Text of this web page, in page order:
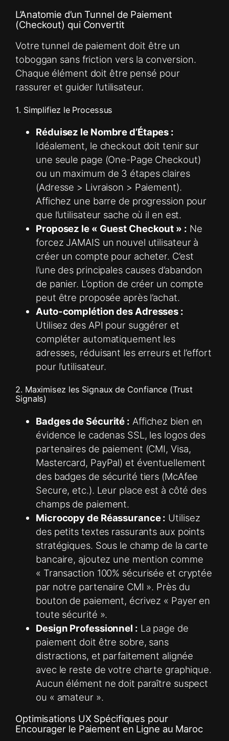
L’Anatomie d’un Tunnel de Paiement
(Checkout) qui Convertit
Votre tunnel de paiement doit être un
toboggan sans friction vers la conversion.
Chaque élément doit être pensé pour
rassurer et guider l’utilisateur.
1. Simplifiez le Processus
Réduisez le Nombre d’Étapes :
Idéalement, le checkout doit tenir sur
une seule page (One-Page Checkout)
ou un maximum de 3 étapes claires
(Adresse > Livraison > Paiement).
Affichez une barre de progression pour
que l’utilisateur sache où il en est.
Proposez le « Guest Checkout » : Ne
forcez JAMAIS un nouvel utilisateur à
créer un compte pour acheter. C’est
l’une des principales causes d’abandon
de panier. L’option de créer un compte
peut être proposée après l’achat.
Auto-complétion des Adresses :
Utilisez des API pour suggérer et
compléter automatiquement les
adresses, réduisant les erreurs et l’effort
pour l’utilisateur.
2. Maximisez les Signaux de Confiance (Trust
Signals)
Badges de Sécurité : Affichez bien en
évidence le cadenas SSL, les logos des
partenaires de paiement (CMI, Visa,
Mastercard, PayPal) et éventuellement
des badges de sécurité tiers (McAfee
Secure, etc.). Leur place est à côté des
champs de paiement.
Microcopy de Réassurance : Utilisez
des petits textes rassurants aux points
stratégiques. Sous le champ de la carte
bancaire, ajoutez une mention comme
« Transaction 100% sécurisée et cryptée
par notre partenaire CMI ». Près du
bouton de paiement, écrivez « Payer en
toute sécurité ».
Design Professionnel : La page de
paiement doit être sobre, sans
distractions, et parfaitement alignée
avec le reste de votre charte graphique.
Aucun élément ne doit paraître suspect
ou « amateur ».
Optimisations UX Spécifiques pour
Encourager le Paiement en Ligne au Maroc